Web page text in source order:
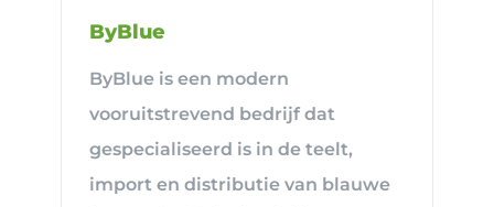
ByBlue
ByBlue is een modern
vooruitstrevend bedrijf dat
gespecialiseerd is in de teelt,
import en distributie van blauwe